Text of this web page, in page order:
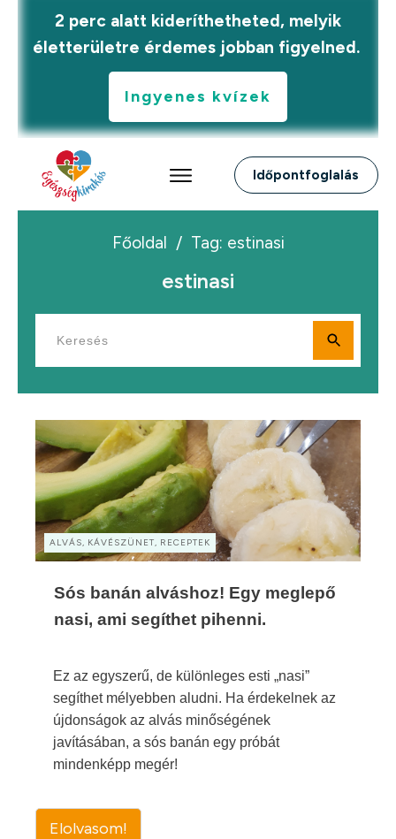
2 perc alatt kideríthetheted, melyik
életterületre érdemes jobban figyelned.
Ingyenes kvízek
Időpontfoglalás
Főoldal / Tag: estinasi
estinasi
ALVÁS, KÁVÉSZÜNET, RECEPTEK
Sós banán alváshoz! Egy meglepő
nasi, ami segíthet pihenni.
Ez az egyszerű, de különleges esti „nasi”
segíthet mélyebben aludni. Ha érdekelnek az
újdonságok az alvás minőségének
javításában, a sós banán egy próbát
mindenképp megér!
Elolvasom!